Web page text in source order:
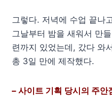
그렇다. 저녁에 수업 끝나
그날부터 밤을 새워서 만
련까지 있었는데, 갔다 와
총 3일 만에 제작했다.
– 사이트 기획 당시의 주안